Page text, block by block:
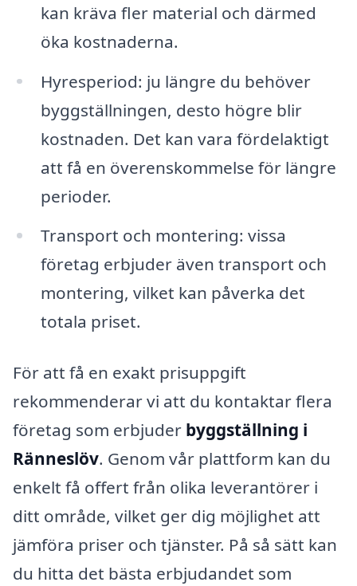
kan kräva fler material och därmed
öka kostnaderna.
Hyresperiod: ju längre du behöver
byggställningen, desto högre blir
kostnaden. Det kan vara fördelaktigt
att få en överenskommelse för längre
perioder.
Transport och montering: vissa
företag erbjuder även transport och
montering, vilket kan påverka det
totala priset.
För att få en exakt prisuppgift
rekommenderar vi att du kontaktar flera
företag som erbjuder byggställning i
Ränneslöv. Genom vår plattform kan du
enkelt få offert från olika leverantörer i
ditt område, vilket ger dig möjlighet att
jämföra priser och tjänster. På så sätt kan
du hitta det bästa erbjudandet som